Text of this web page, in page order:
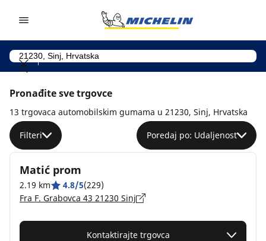
Pronađite sve trgovce
13 trgovaca automobilskim gumama u 21230, Sinj, Hrvatska
Filteri Poredaj po: Udaljenost
Matić prom
2.19 km 4.8/5(229)
Fra F. Grabovca 43 21230 Sinj
Kontaktirajte trgovca